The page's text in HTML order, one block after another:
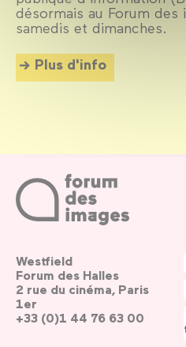
désormais au Forum des
samedis et dimanches.
Plus d'info
Westfield
Forum des Halles
2 rue du cinéma, Paris
1er
+33 (0)1 44 76 63 00